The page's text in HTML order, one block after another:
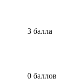
3 балла
0 баллов